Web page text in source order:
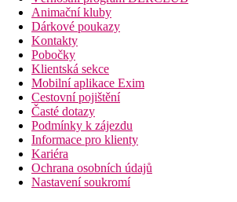
Animační kluby
Dárkové poukazy
Kontakty
Pobočky
Klientská sekce
Mobilní aplikace Exim
Cestovní pojištění
Časté dotazy
Podmínky k zájezdu
Informace pro klienty
Kariéra
Ochrana osobních údajů
Nastavení soukromí